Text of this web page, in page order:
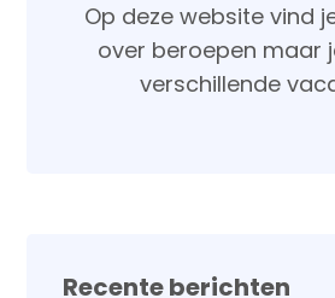
Op deze website vind
over beroepen maar
verschillende
Recente berichten